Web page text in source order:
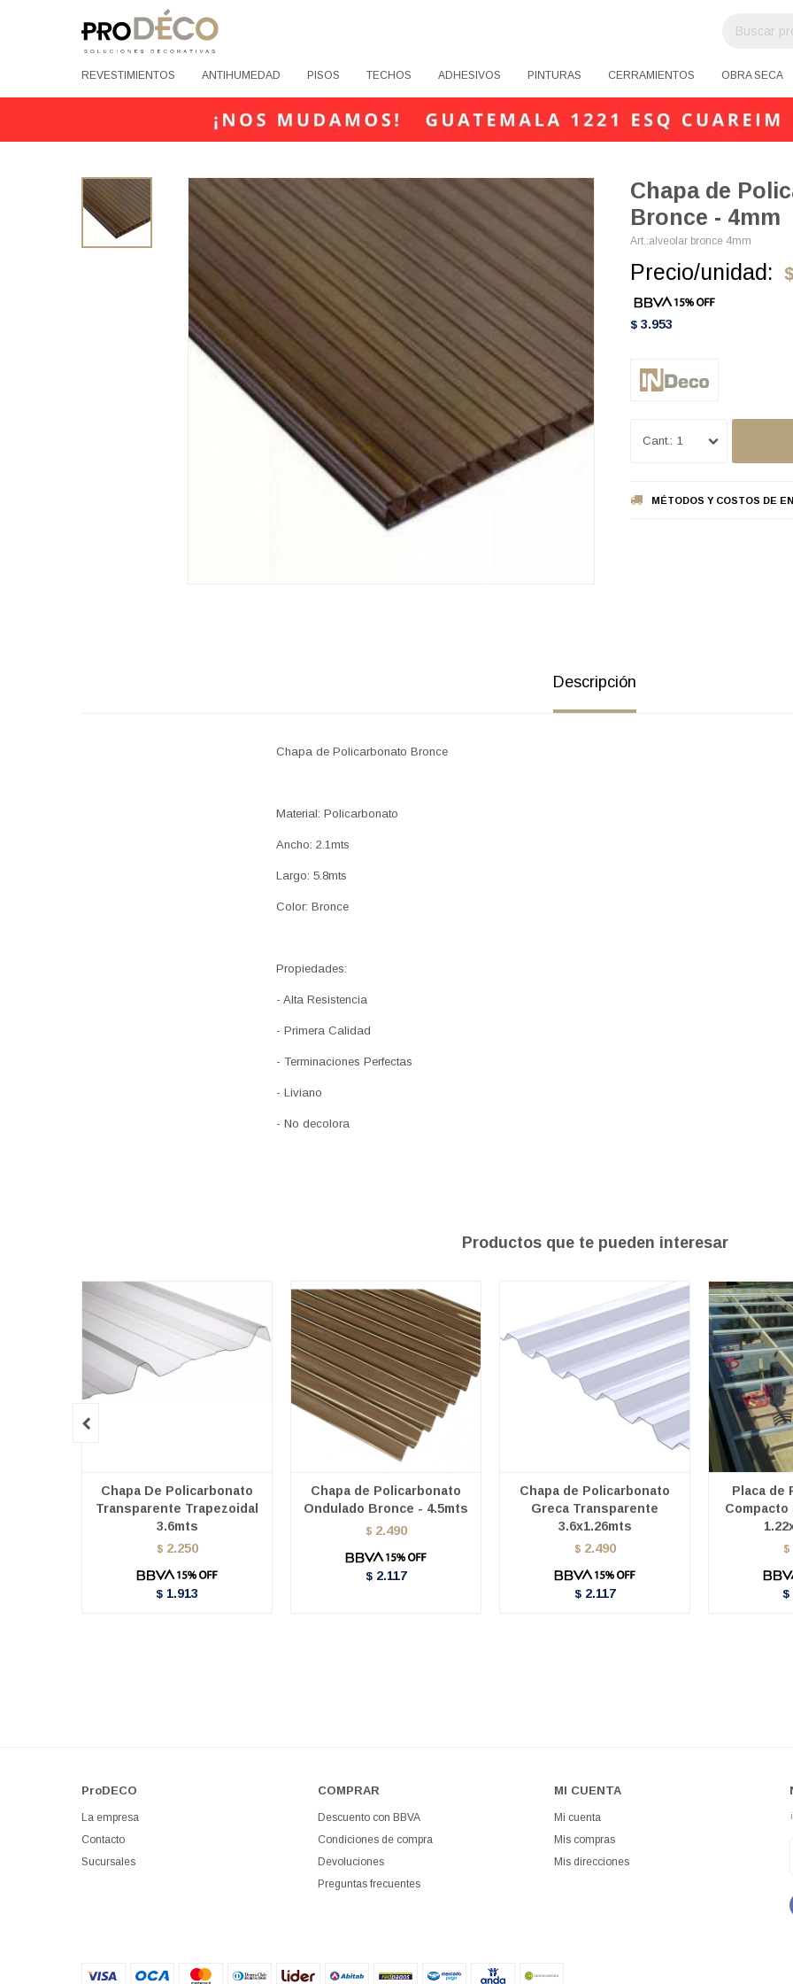
REVESTIMIENTOS ANTIHUMEDAD PISOS TECHOS ADHESIVOS PINTURAS CERRAMIENTOS OBRA SECA
Chapa de
Bronce - 4mm
alveolar bronce 4mm
Precio/unidad: $
$ 3.953
1
MÉTODOS Y COSTOS DE
Descripción
Chapa de Policarbonato Bronce
Material: Policarbonato
Ancho: 2.1mts
Largo: 5.8mts
Color: Bronce
Propiedades:
- Alta Resistencia
- Primera Calidad
- Terminaciones Perfectas
- Liviano
- No decolora
Productos que te pueden interesar
Chapa De Policarbonato
Transparente Trapezoidal
3.6mts
$ 2.250
$ 1.913
Chapa de Policarbonato
Ondulado Bronce - 4.5mts
$ 2.490
$ 2.117
Chapa de Policarbonato
Greca Transparente
3.6x1.26mts
$ 2.490
$ 2.117
Placa de
Compacto
$
$

ProDECO
La empresa
Contacto
Sucursales
COMPRAR
Descuento con BBVA
Condiciones de compra
Devoluciones
Preguntas frecuentes
MI CUENTA
Mi cuenta
Mis compras
Mis direcciones